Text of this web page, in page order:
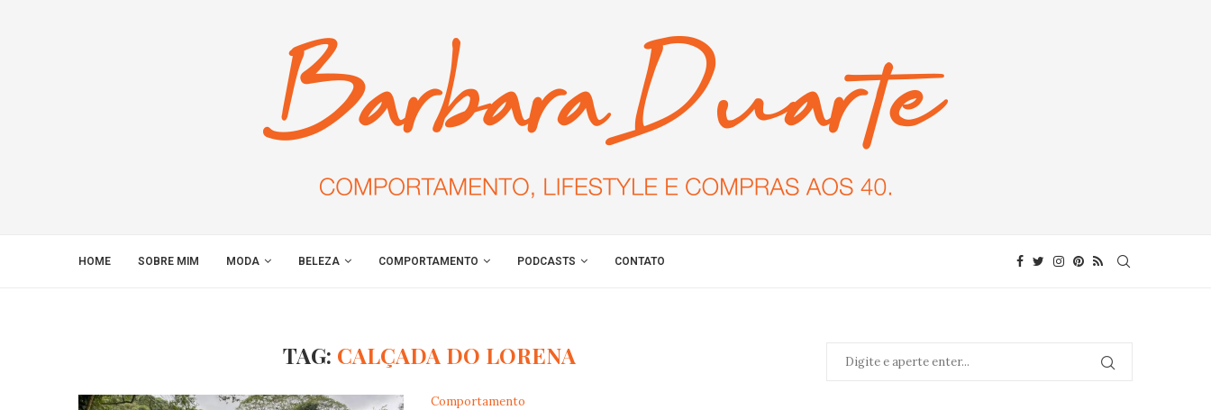
HOME SOBRE MIM MODA BELEZA COMPORTAMENTO PODCASTS CONTATO
TAG: CALÇADA DO LORENA
Comportamento